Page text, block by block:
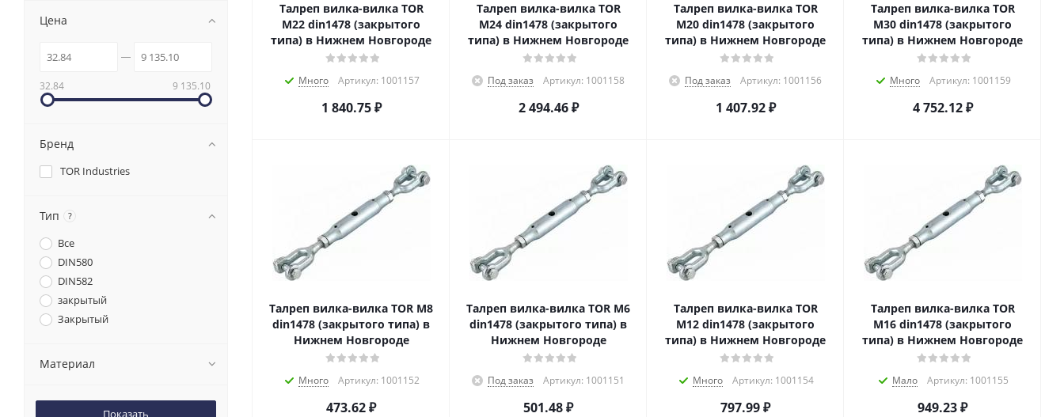
Талреп вилка-вилка TOR
М22 din1478 (закрытого
типа) в Нижнем Новгороде
Много Артикул: 1001157
1 840.75₽
Талреп вилка-вилка TOR
М24 din1478 (закрытого
типа) в Нижнем Новгороде
Под заказ Артикул: 1001158
2 494.46₽
Талреп вилка-вилка TOR
М20 din1478 (закрытого
типа) в Нижнем Новгороде
Под заказ Артикул: 1001156
1 407.92₽
Талреп вилка-вилка TOR
М30 din1478 (закрытого
типа) в Нижнем Новгороде
Много Артикул: 1001159
4 752.12₽
Талреп вилка-вилка TOR М8
din1478 (закрытого типа) в
Нижнем Новгороде
Много Артикул: 1001152
473.62₽
Талреп вилка-вилка TOR М6
din1478 (закрытого типа) в
Нижнем Новгороде
Под заказ Артикул: 1001151
501.48₽
Талреп вилка-вилка TOR
М12 din1478 (закрытого
типа) в Нижнем Новгороде
Много Артикул: 1001154
797.99₽
Талреп вилка-вилка TOR
М16 din1478 (закрытого
типа) в Нижнем Новгороде
Мало Артикул: 1001155
949.23₽
Цена
32.84 9 135.10
Бренд
TOR Industries
Тип ?
Все
DIN580
DIN582
закрытый
Закрытый
Материал